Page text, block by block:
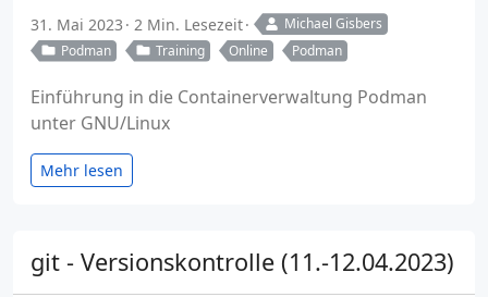
31. Mai 2023 2 Min. Lesezeit
Michael Gisbers
Podman
Training Online Podman
Einführung in die Containerverwaltung Podman
unter GNU/Linux
Mehr lesen
git - Versionskontrolle (11.-12.04.2023)